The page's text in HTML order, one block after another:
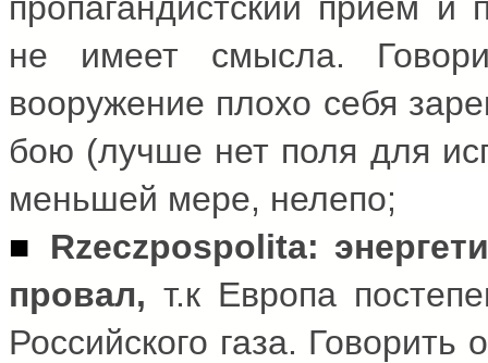
не имеет смысла.
вооружение плохо себя
бою (лучше нет поля для
меньшей мере, нелепо;
■ Rzeczpospolita:
провал, т.к Европа
Российского газа. Говорить